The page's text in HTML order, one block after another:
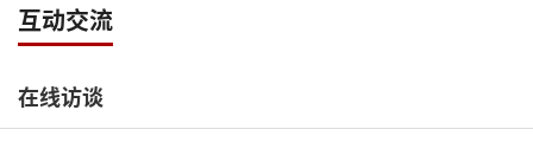
互动交流
在线访谈